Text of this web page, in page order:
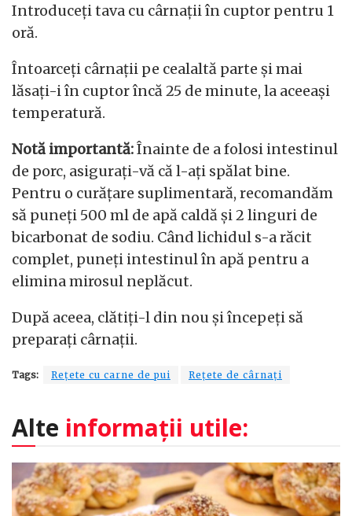
Introduceți tava cu cârnații în cuptor pentru 1
oră.
Întoarceți cârnații pe cealaltă parte și mai
lăsați-i în cuptor încă 25 de minute, la aceeași
temperatură.
Notă importantă:Înainte de a folosi intestinul
de porc, asigurați-vă că l-ați spălat bine.
Pentru o curățare suplimentară, recomandăm
să puneți 500 ml de apă caldă și 2 linguri de
bicarbonat de sodiu. Când lichidul s-a răcit
complet, puneți intestinul în apă pentru a
elimina mirosul neplăcut.
După aceea, clătiți-l din nou și începeți să
preparați cârnații.
Tags: Rețete cu carne de pui Rețete de cârnați
Alte informații utile: